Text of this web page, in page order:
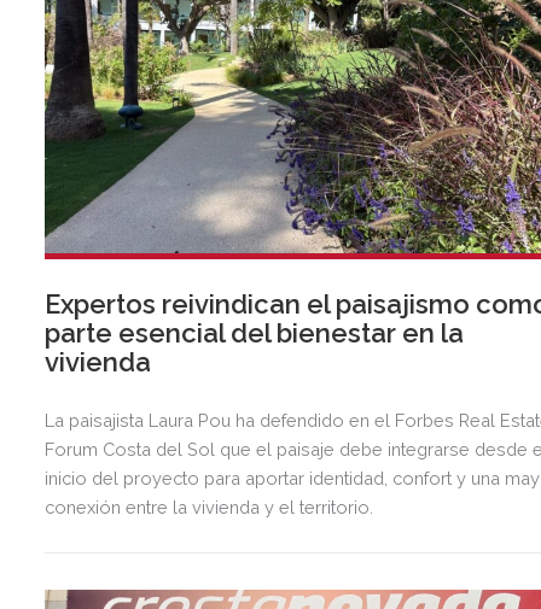
Expertos reivindican el paisajismo
parte esencial del bienestar en la
vivienda
La paisajista Laura Pou ha defendido en el Forbes Real
Forum Costa del Sol que el paisaje debe integrarse desde
inicio del proyecto para aportar identidad, confort y una
conexión entre la vivienda y el territorio.